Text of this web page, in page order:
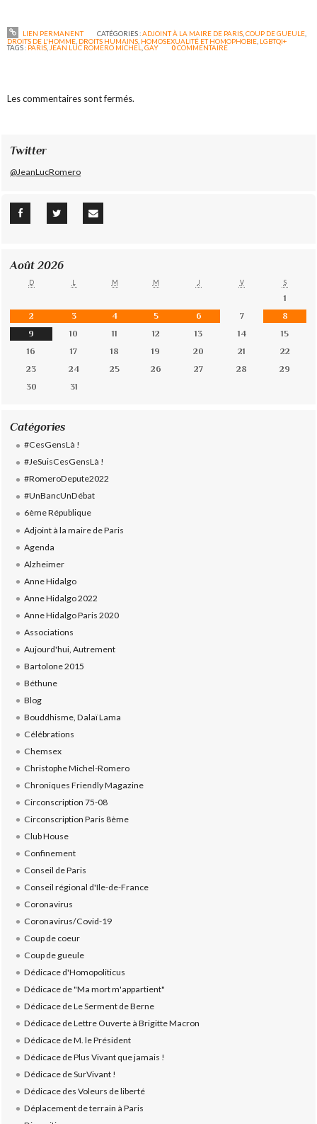
LIEN PERMANENT CATÉGORIES :ADJOINT À LA MAIRE DE PARIS, COUP DE GUEULE,
DROITS DE L'HOMME, DROITS HUMAINS, HOMOSEXUALITÉ ET HOMOPHOBIE, LGBTQI+
TAGS : PARIS,JEAN LUC ROMERO MICHEL,GAY 0COMMENTAIRE
Les commentaires sont fermés.
Twitter
@JeanLucRomero
Août 2026
D L M M J V S
1
2
3 4 5 6 7
8
9
10 11 12 13 14
15
16
17 18 19 20 21
22
23
24 25 26 27 28
29
30
31
Catégories
#CesGensLà !
#JeSuisCesGensLà !
#RomeroDepute2022
#UnBancUnDébat
6ème République
Adjoint à la maire de Paris
Agenda
Alzheimer
Anne Hidalgo
Anne Hidalgo 2022
Anne Hidalgo Paris 2020
Associations
Aujourd'hui, Autrement
Bartolone 2015
Béthune
Blog
Bouddhisme, Dalaï Lama
Célébrations
Chemsex
Christophe Michel-Romero
Chroniques Friendly Magazine
Circonscription 75-08
Circonscription Paris 8ème
Club House
Confinement
Conseil de Paris
Conseil régional d'Ile-de-France
Coronavirus
Coronavirus/Covid-19
Coup de coeur
Coup de gueule
Dédicace d'Homopoliticus
Dédicace de "Ma mort m'appartient"
Dédicace de Le Serment de Berne
Dédicace de Lettre Ouverte à Brigitte Macron
Dédicace de M. le Président
Dédicace de Plus Vivant que jamais !
Dédicace de SurVivant !
Dédicace des Voleurs de liberté
Déplacement de terrain à Paris